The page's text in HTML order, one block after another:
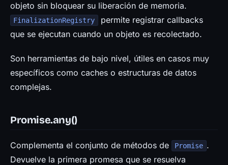
objeto sin bloquear su liberación de memoria.
FinalizationRegistry
permite registrar callbacks
que se ejecutan cuando un objeto es recolectado.
Son herramientas de bajo nivel, útiles en casos muy
específicos como caches o estructuras de datos
complejas.
Promise.any()
Complementa el conjunto de métodos de Promise .
Devuelve la primera promesa que se resuelva